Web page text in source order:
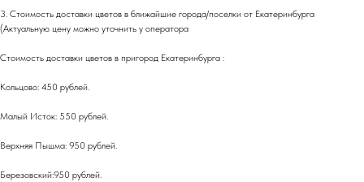
3. Стоимость доставки цветов в ближайшие города/поселки от Екатеринбурга
(Актуальную цену можно уточнить у оператора
Стоимость доставки цветов в пригород Екатеринбурга :
Кольцово: 450 рублей.
Малый Исток: 550 рублей.
Верхняя Пышма: 950 рублей.
Березовский:950 рублей.